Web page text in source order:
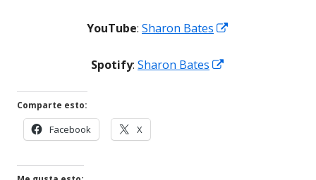
YouTube: Sharon Bates
Spotify: Sharon Bates
Comparte esto:
Facebook
en
X
en